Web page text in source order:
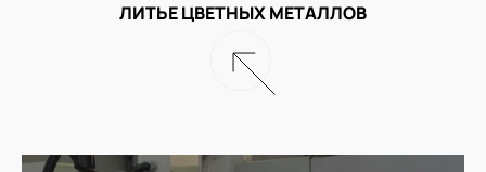
ЛИТЬЕ ЦВЕТНЫХ МЕТАЛЛОВ